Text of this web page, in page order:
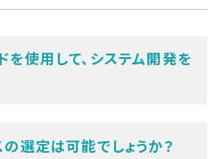
使用して、システム開発を
選定は可能でしょうか？